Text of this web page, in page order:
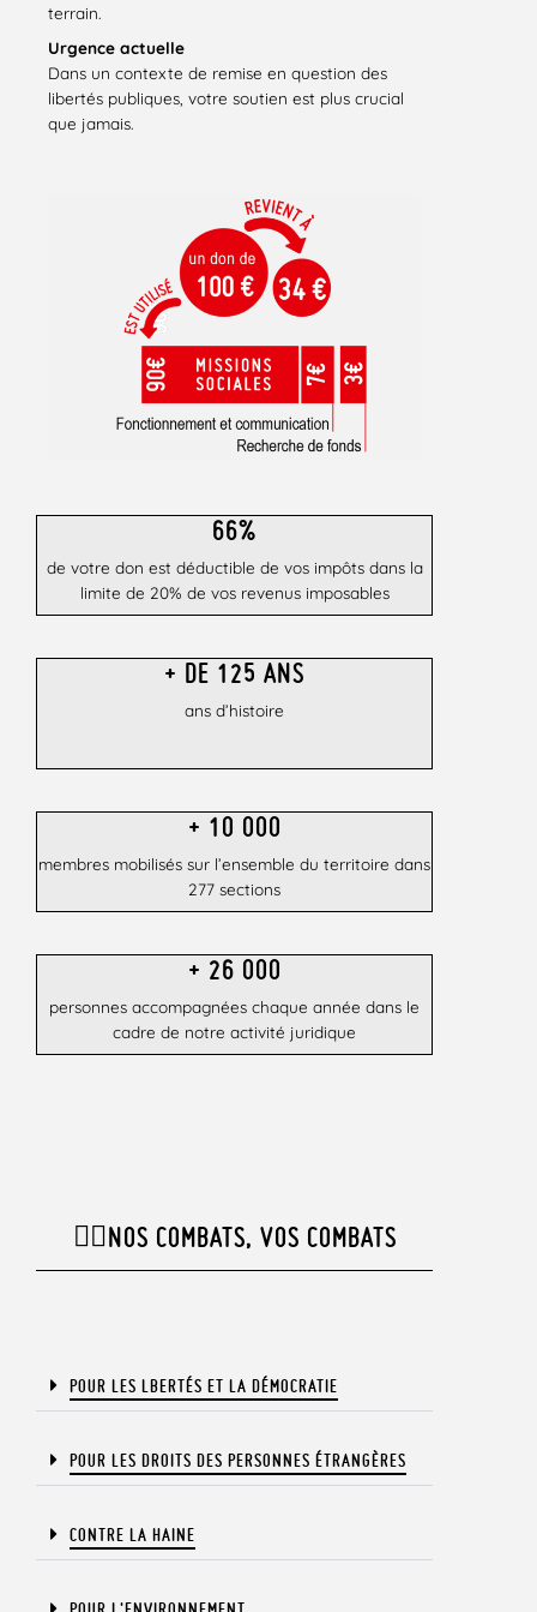
terrain.
Urgence actuelle
Dans un contexte de remise en question des
libertés publiques, votre soutien est plus crucial
que jamais.
66%
de votre don est déductible de vos impôts dans la
limite de 20% de vos revenus imposables
+ DE 125 ANS
ans d’histoire
+ 10 000
membres mobilisés sur l’ensemble du territoire dans
277 sections
+ 26 000​
personnes accompagnées chaque année dans le
cadre de notre activité juridique
✊🏾NOS COMBATS, VOS COMBATS​
POUR LES LBERTÉS ET LA DÉMOCRATIE​
POUR LES DROITS DES PERSONNES ÉTRANGÈRES​
CONTRE LA HAINE